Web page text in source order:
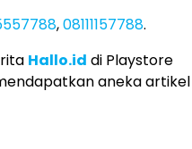
,08111157788.
Hallo.id di Playstore
aneka artikel